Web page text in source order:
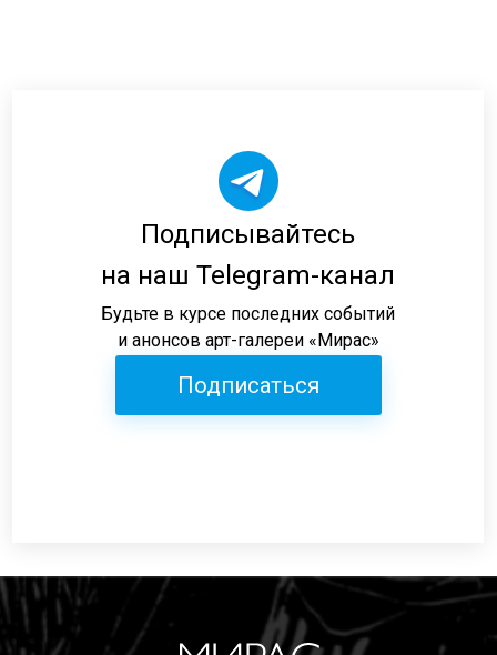
Подписывайтесь
на наш Telegram-канал
Будьте в курсе последних событий
и анонсов арт-галереи «Мирас»
Подписаться